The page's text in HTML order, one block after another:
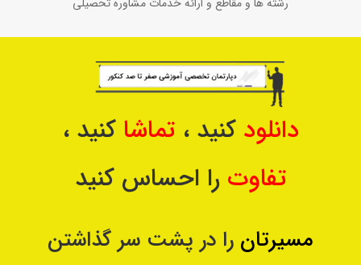
دانلود کنید ، تماشا کنید ،
تفاوت را احساس کنید
مسیرتان را در پشت سر گذاشتن